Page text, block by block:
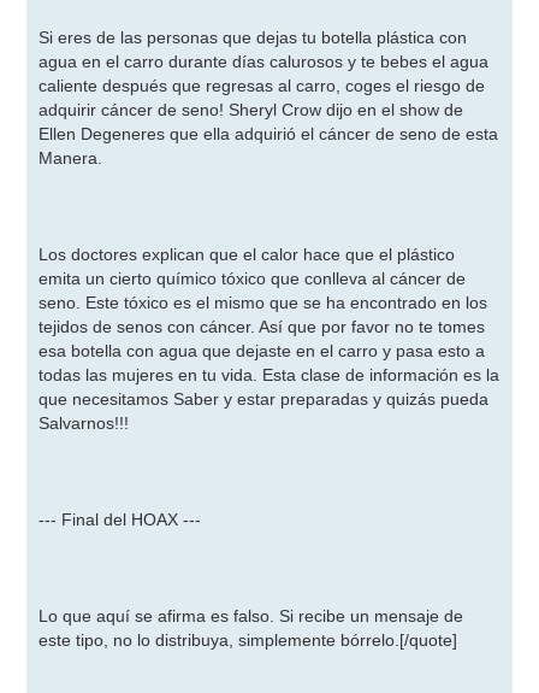
Si eres de las personas que dejas tu botella plástica con
agua en el carro durante días calurosos y te bebes el agua
caliente después que regresas al carro, coges el riesgo de
adquirir cáncer de seno! Sheryl Crow dijo en el show de
Ellen Degeneres que ella adquirió el cáncer de seno de esta
Manera.
Los doctores explican que el calor hace que el plástico
emita un cierto químico tóxico que conlleva al cáncer de
seno. Este tóxico es el mismo que se ha encontrado en los
tejidos de senos con cáncer. Así que por favor no te tomes
esa botella con agua que dejaste en el carro y pasa esto a
todas las mujeres en tu vida. Esta clase de información es la
que necesitamos Saber y estar preparadas y quizás pueda
Salvarnos!!!
--- Final del HOAX ---
Lo que aquí se afirma es falso. Si recibe un mensaje de
este tipo, no lo distribuya, simplemente bórrelo.[/quote]